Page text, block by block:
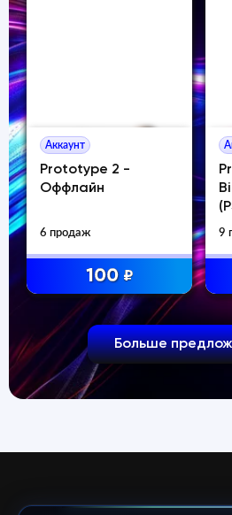
Аккаунт
Prototype 2 -
Оффлайн
6 продаж
100 ₽
9
Больше